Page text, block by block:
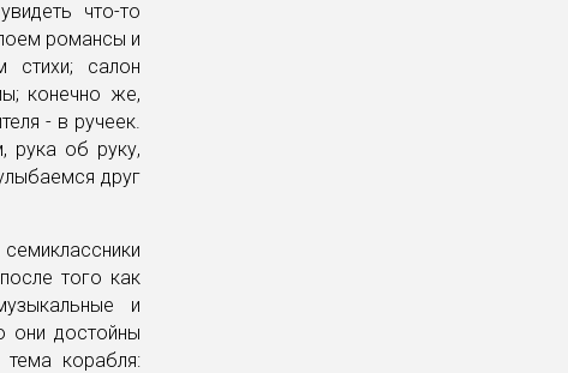
что-то
романсы и
стихи; салон
конечно же,
- в ручеек.
рука об руку,
друг
того как
и
они достойны
корабля: